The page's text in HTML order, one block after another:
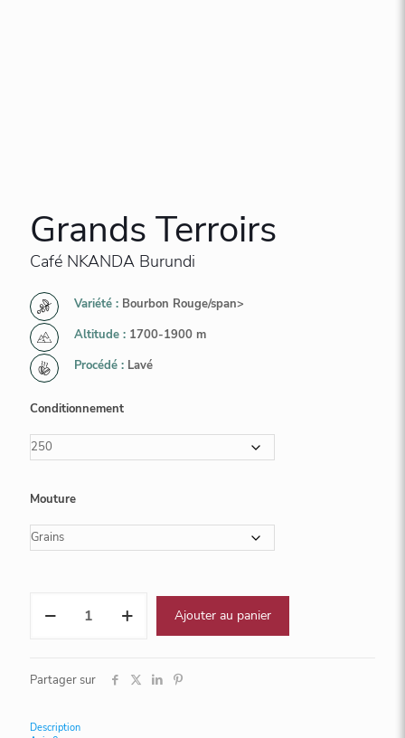
Grands Terroirs
Café NKANDA Burundi
Variété :Bourbon Rouge/span>
Altitude :1700-1900 m
Procédé :Lavé
Conditionnement
Mouture
Ajouter au panier
Partager sur
Description